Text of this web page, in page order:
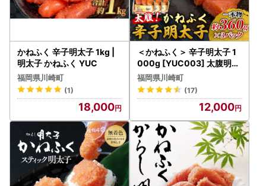
かねふく 辛子明太子 1kg |
明太子 かねふく YUC
福岡県川崎町
(1)
18,000
＜かねふく＞ 辛子明太子 1
000g [YUC003] 太腹明太
辛子明太子
福岡県川崎町
(17)
12,000